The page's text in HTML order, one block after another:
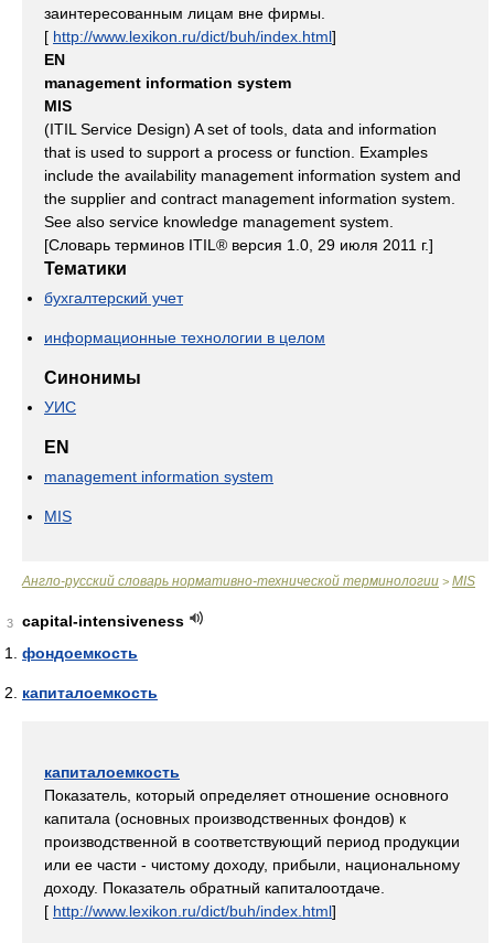
заинтересованным лицам вне фирмы.
[ http://www.lexikon.ru/dict/buh/index.html]
EN
management information system
MIS
(ITIL Service Design) A set of tools, data and information
that is used to support a process or function. Examples
include the availability management information system and
the supplier and contract management information system.
See also service knowledge management system.
[Словарь терминов ITIL® версия 1.0, 29 июля 2011 г.]
Тематики
бухгалтерский учет
информационные технологии в целом
Синонимы
УИС
EN
management information system
MIS
Англо-русский словарь нормативно-технической терминологии > MIS
3
capital-intensiveness
фондоемкость
капиталоемкость
капиталоемкость
Показатель, который определяет отношение основного
капитала (основных производственных фондов) к
производственной в соответствующий период продукции
или ее части - чистому доходу, прибыли, национальному
доходу. Показатель обратный капиталоотдаче.
[ http://www.lexikon.ru/dict/buh/index.html]